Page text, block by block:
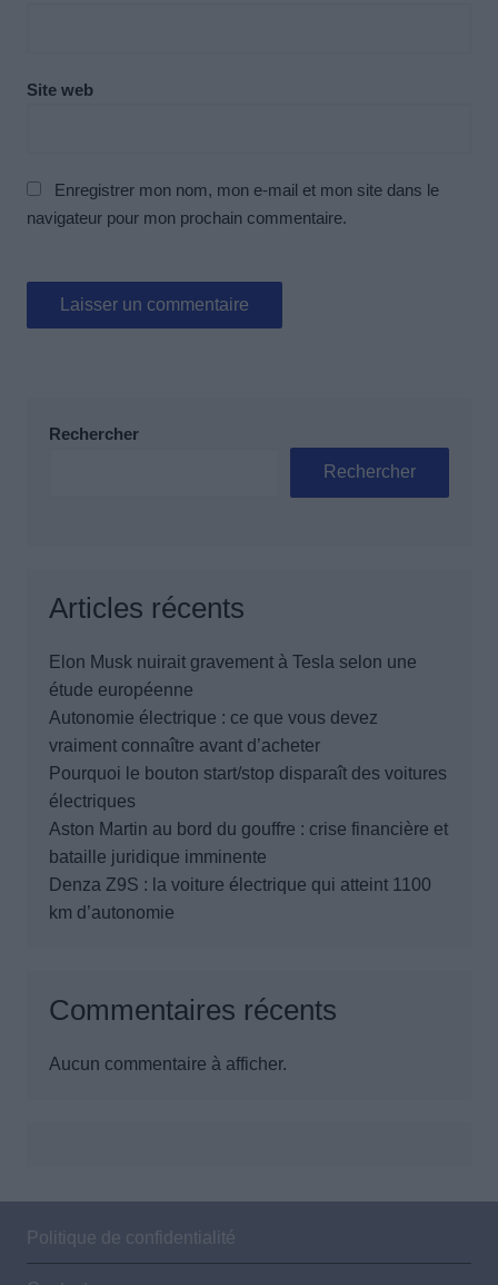
Site web
Enregistrer mon nom, mon e-mail et mon site dans le
navigateur pour mon prochain commentaire.
Rechercher
Rechercher
Articles récents
Elon Musk nuirait gravement à Tesla selon une
étude européenne
Autonomie électrique : ce que vous devez
vraiment connaître avant d’acheter
Pourquoi le bouton start/stop disparaît des voitures
électriques
Aston Martin au bord du gouffre : crise financière et
bataille juridique imminente
Denza Z9S : la voiture électrique qui atteint 1100
km d’autonomie
Commentaires récents
Aucun commentaire à afficher.
Politique de confidentialité